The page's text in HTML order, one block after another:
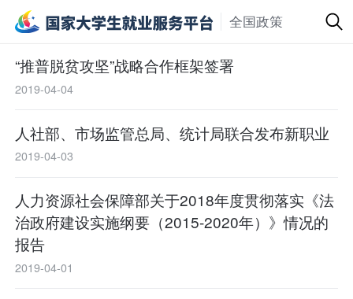
全国政策
“推普脱贫攻坚”战略合作框架签署
2019-04-04
人社部、市场监管总局、统计局联合发布新职业
2019-04-03
人力资源社会保障部关于2018年度贯彻落实《法
治政府建设实施纲要（2015-2020年）》情况的
报告
2019-04-01